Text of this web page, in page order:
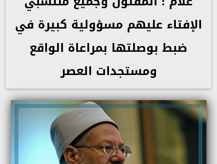
الإفتاء عليهم مسؤولية كبيرة في
ضبط بوصلتها بمراعاة الواقع
ومستجدات العصر